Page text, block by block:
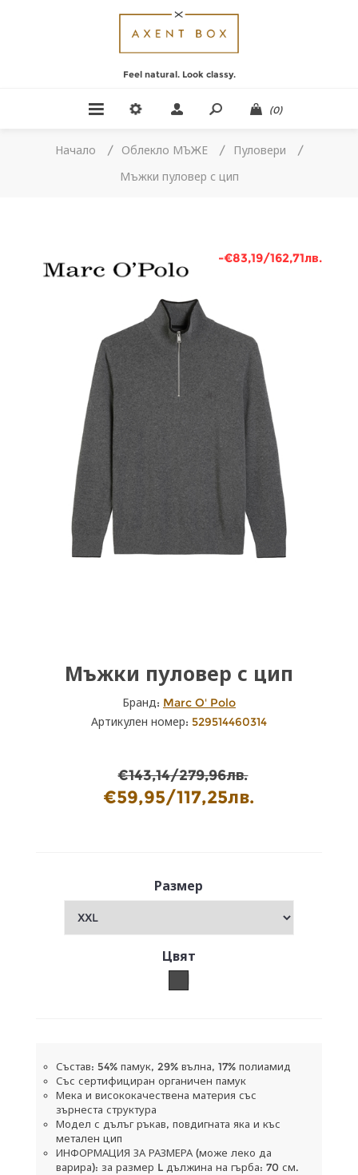
Feel natural. Look classy.
(0)
Начало / Облекло МЪЖЕ / Пуловери
/
Мъжки пуловер с цип
-€83,19/162,71лв.
Мъжки пуловер с цип
Бранд: Marc O' Polo
Артикулен номер: 529514460314
€143,14/279,96лв.
€59,95/117,25лв.
Размер
Цвят
Състав: 54% памук, 29% вълна, 17% полиамид
Със сертифициран органичен памук
Мека и висококачествена материя със
зърнеста структура
Модел с дълъг ръкав, повдигната яка и къс
метален цип
ИНФОРМАЦИЯ ЗА РАЗМЕРА (може леко да
варира): за размер L дължина на гърба: 70 см.